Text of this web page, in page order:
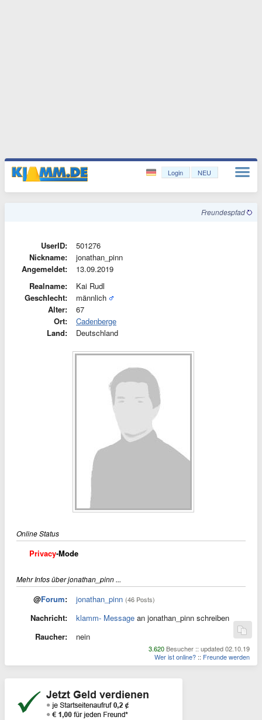
Login NEU
Freundespfad
UserID:
501276
Nickname:
jonathan_pinn
Angemeldet:
13.09.2019
Realname:
Kai Rudl
Geschlecht:
männlich
Alter:
67
Ort:
Cadenberge
Land:
Deutschland
Online Status
Privacy-Mode
Mehr Infos über jonathan_pinn ...
@Forum: jonathan_pinn (46 Posts)
Nachricht: klamm- Message an jonathan_pinn schreiben
Raucher:
nein
3.620 Besucher :: updated 02.10.19
Wer ist online? :: Freunde werden